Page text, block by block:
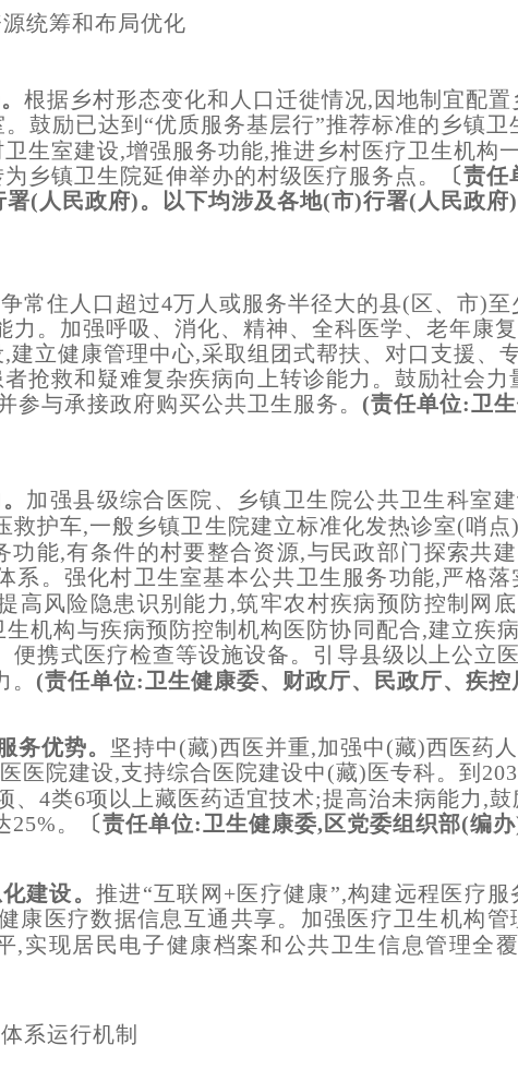
统筹和布局优化
根据乡村形态变化和人口迁徙情况,因地制宜配置
鼓励已达到“优质服务基层行”推荐标准的乡镇
生室建设,增强服务功能,推进乡村医疗卫生机构
乡镇卫生院延伸举办的村级医疗服务点。
〔责
(人民政府)。以下均涉及各地(市)行署(人民政府
常住人口超过4万人或服务半径大的县(区、市)
力。加强呼吸、消化、精神、全科医学、老年康
立健康管理中心,采取组团式帮扶、对口支援、
抢救和疑难复杂疾病向上转诊能力。鼓励社会力
参与承接政府购买公共卫生服务。 (责任单位:卫
加强县级综合医院、乡镇卫生院公共卫生科室
救护车,一般乡镇卫生院建立标准化发热诊室(哨
能,有条件的村要整合资源,与民政部门探索共
系。强化村卫生室基本公共卫生服务功能,严格
高风险隐患识别能力,筑牢农村疾病预防控制网
机构与疾病预防控制机构医防协同配合,建立疾
便携式医疗检查等设施设备。引导县级以上公立
(责任单位:卫生健康委、财政厅、民政厅、疾控
务优势。 坚持中(藏)西医并重,加强中(藏)西医药
医院建设,支持综合医院建设中(藏)医专科。到
、4类6项以上藏医药适宜技术;提高治未病能力,
。
〔责任单位:卫生健康委,区党委组织部(编办
建设。推进“互联网+医疗健康”,构建远程医疗
康医疗数据信息互通共享。加强医疗卫生机构
,实现居民电子健康档案和公共卫生信息管理全覆
系运行机制